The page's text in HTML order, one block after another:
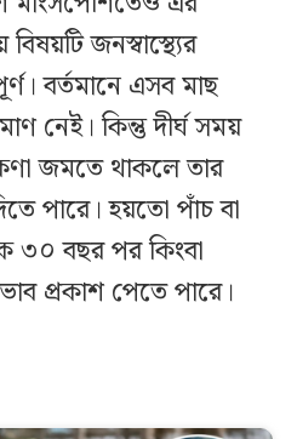
জনস্বাস্থ্যের
বর্তমানে এসব মাছ
নেই। কিন্তু দীর্ঘ সময়
জমতে থাকলে তার
পারে। হয়তো পাঁচ বা
৩০ বছর পর কিংবা
প্রকাশ পেতে পারে।